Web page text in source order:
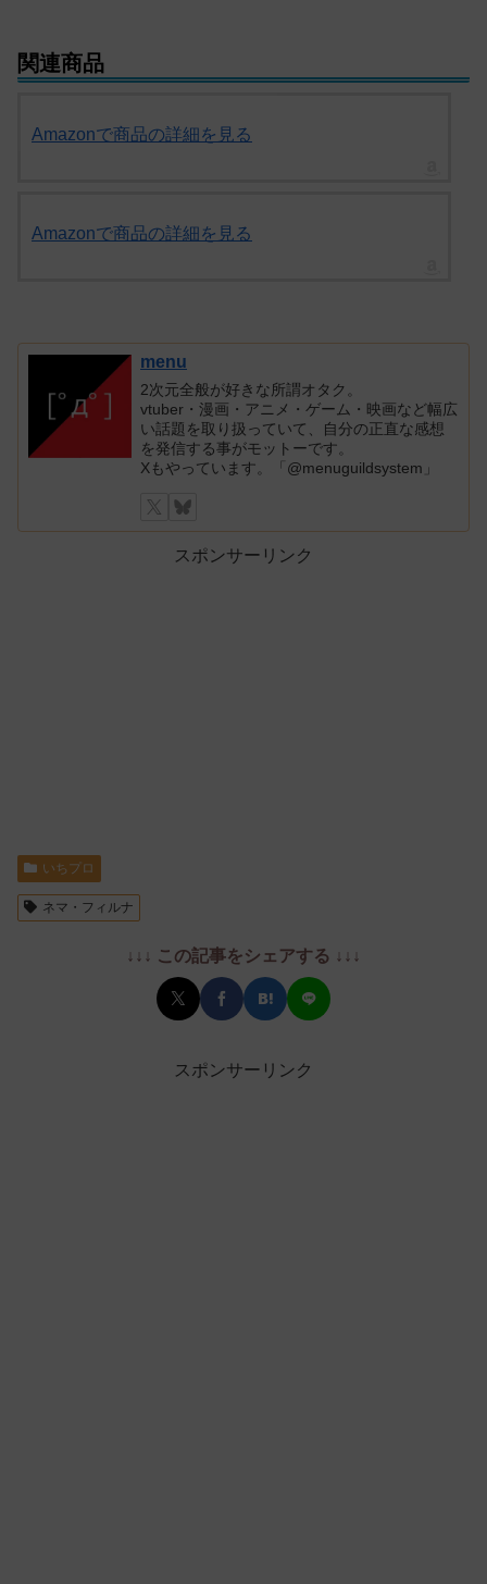
関連商品
Amazonで商品の詳細を見る
Amazonで商品の詳細を見る
menu
2次元全般が好きな所謂オタク。
vtuber・漫画・アニメ・ゲーム・映画など幅広
い話題を取り扱っていて、自分の正直な感想
を発信する事がモットーです。
Xもやっています。「@menuguildsystem」
スポンサーリンク
いちプロ
ネマ・フィルナ
↓↓↓ この記事をシェアする ↓↓↓
スポンサーリンク